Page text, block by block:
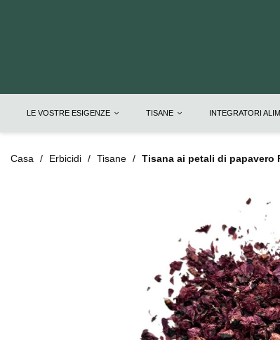
LE VOSTRE ESIGENZE TISANE INTEGRATORI
Casa Erbicidi Tisane Tisana ai petali di papavero